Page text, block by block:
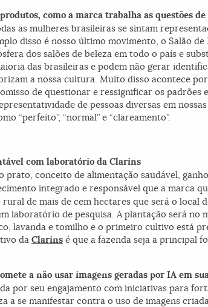
como a marca trabalha as questões
as mulheres brasileiras se sintam
disso é nosso último movimento, o Salão
dos salões de beleza em todo o país e
das brasileiras e podem não gerar
a nossa cultura. Muito disso acontece
de questionar e ressignificar os padrões
de pessoas diversas em
“perfeito”, “normal” e “clareamento”.
com laboratório da Clarins
prato, conceito de alimentação saudável,
integrado e responsável que a marca
de mais de cem hectares que será o
laboratório de pesquisa. A plantação será
lavanda e tomilho e o primeiro cultivo está
da Clarins é que a fazenda seja a principal
a não usar imagens geradas por IA em
por seu engajamento com iniciativas para
a se manifestar contra o uso de imagens